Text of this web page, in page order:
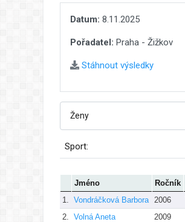
Datum: 8.11.2025
Pořadatel: Praha - Žižkov
Stáhnout výsledky
Sport:
Jméno Ročník
1.
Vondráčková Barbora 2006
2.
Volná Aneta 2009